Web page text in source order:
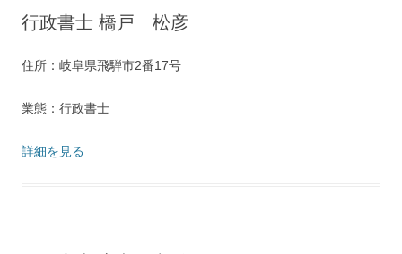
行政書士 橋戸 松彦
住所：岐阜県飛騨市2番17号
業態：行政書士
詳細を見る